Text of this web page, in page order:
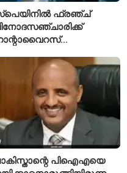
ഫ്രഞ്ച്
പിഐഎയെ